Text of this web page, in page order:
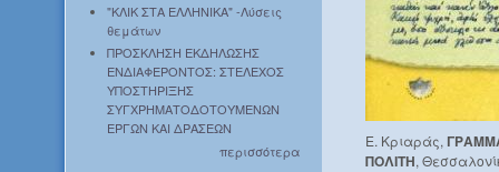
"ΚΛΙΚ ΣΤΑ ΕΛΛΗΝΙΚΑ" -Λύσεις
θεμάτων
ΠΡΟΣΚΛΗΣΗ ΕΚΔΗΛΩΣΗΣ
ΕΝΔΙΑΦΕΡΟΝΤΟΣ: ΣΤΕΛΕΧΟΣ
ΥΠΟΣΤΗΡΙΞΗΣ
ΣΥΓΧΡΗΜΑΤΟΔΟΤΟΥΜΕΝΩΝ
ΕΡΓΩΝ ΚΑΙ ΔΡΑΣΕΩΝ
περισσότερα
Ε. Κριαράς,
ΠΟΛΙΤΗ,